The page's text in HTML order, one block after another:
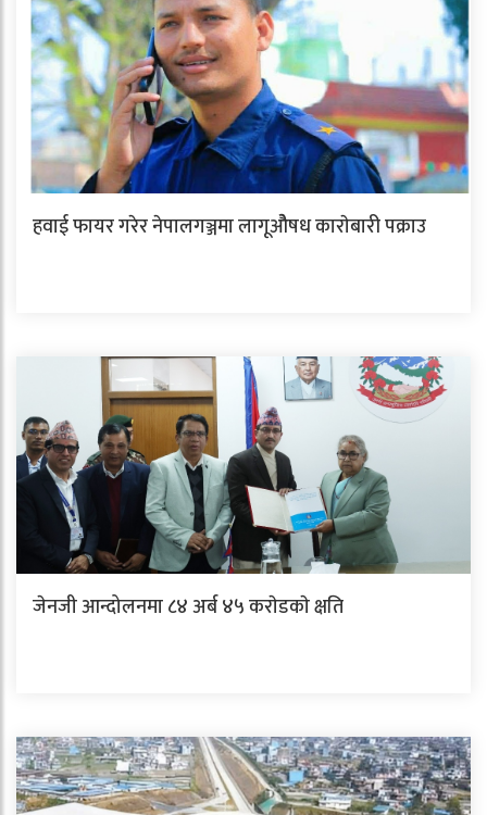
हवाई फायर गरेर नेपालगञ्जमा लागूओैषध काराेबारी पक्राउ
जेनजी आन्दोलनमा ८४ अर्ब ४५ कराेडकाे क्षति